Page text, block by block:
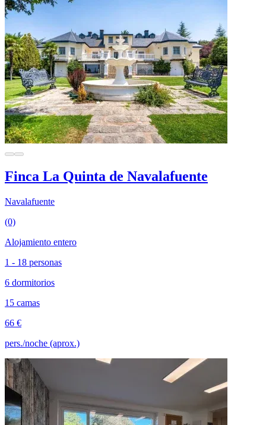
Finca La Quinta de Navalafuente
Navalafuente
(0)
Alojamiento entero
1 - 18 personas
6 dormitorios
15 camas
66 €
pers./noche (aprox.)